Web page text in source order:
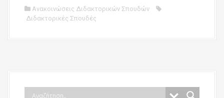
Ανακοινώσεις Διδακτορικών Σπουδών
Διδακτορικές Σπουδές